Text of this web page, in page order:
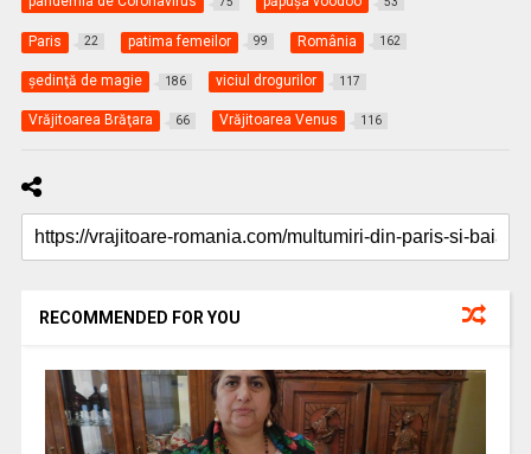
Paris 22 patima femeilor 99 România 162
şedinţă de magie 186 viciul drogurilor 117
Vrăjitoarea Brăţara 66 Vrăjitoarea Venus 116
RECOMMENDED FOR YOU